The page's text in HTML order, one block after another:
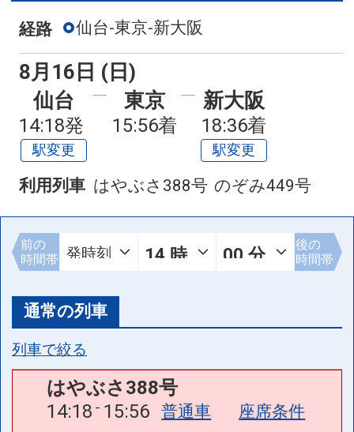
経路 仙台-東京-新大阪
8月16日 (日)
仙台
14:18発
駅変更
東京
15:56着
新大阪
18:36着
駅変更
利用列車 はやぶさ388号 のぞみ449号
前の
時間帯
後の
時間帯
通常の列車
列車で絞る
はやぶさ388号
14:18 15:56 普通車 座席条件